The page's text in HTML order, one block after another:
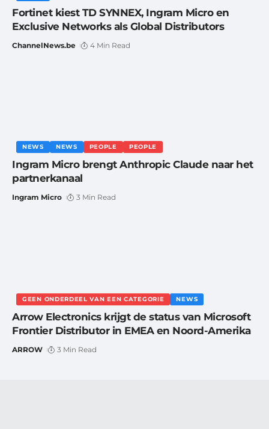
Fortinet kiest TD SYNNEX, Ingram Micro en
Exclusive Networks als Global Distributors
ChannelNews.be 4 Min Read
NEWS NEWS PEOPLE PEOPLE
Ingram Micro brengt Anthropic Claude naar het
partnerkanaal
Ingram Micro 3 Min Read
GEEN ONDERDEEL VAN EEN CATEGORIE NEWS
Arrow Electronics krijgt de status van Microsoft
Frontier Distributor in EMEA en Noord-Amerika
ARROW 3 Min Read